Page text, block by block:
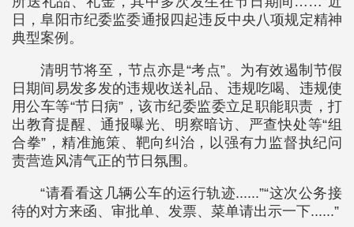
日，阜阳市纪委监委通报四起违反中央八项规定精神
典型案例。
清明节将至，节点亦是“考点”。为有效遏制节假
日期间易发多发的违规收送礼品、违规吃喝、违规使
用公车等“节日病”，该市纪委监委立足职能职责，打
出教育提醒、通报曝光、明察暗访、严查快处等“组
合拳”，精准施策、靶向纠治，以强有力监督执纪问
责营造风清气正的节日氛围。
“请看看这几辆公车的运行轨迹......”“这次公务接
待的对方来函、审批单、发票、菜单请出示一下......”